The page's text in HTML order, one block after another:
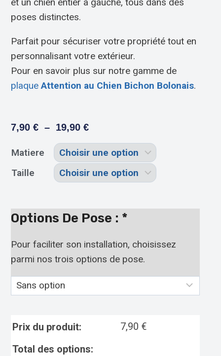
poses distinctes.
Parfait pour sécuriser votre propriété tout en
personnalisant votre extérieur.
Pour en savoir plus sur notre gamme de
plaqueAttention au Chien Bichon Bolonais.
7,90€ – 19,90€
Matiere
Taille
Options De Pose : *
Pour faciliter son installation, choisissez
parmi nos trois options de pose.
Prix du produit: 7,90 €
Total des options: